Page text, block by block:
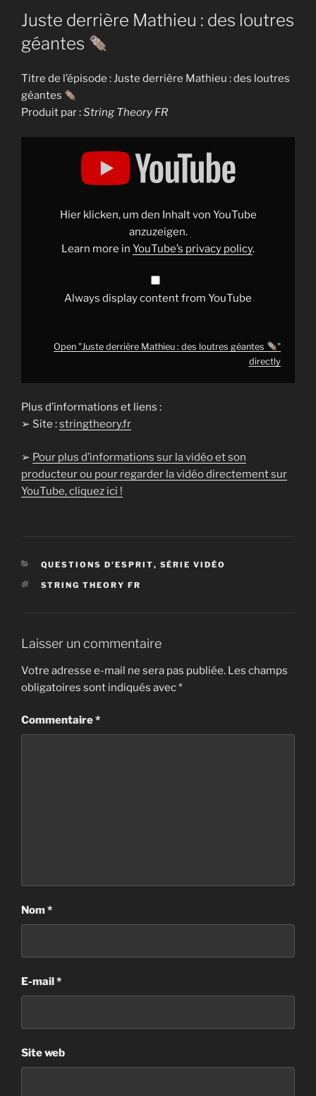
Juste derrière Mathieu : des loutres
géantes
Titre de l’épisode : Juste derrière Mathieu : des loutres
géantes
Produit par :String Theory FR
Display
Hier klicken, um den Inhalt von YouTube
anzuzeigen.
Learn more in YouTube’s privacy policy.
Always display content from YouTube
Open "Juste derrière Mathieu : des loutres géantes
"
directly
Plus d’informations et liens :
➢ Site :stringtheory.fr
➢ Pour plus d’informations sur la vidéo et son
producteur ou pour regarder la vidéo directement sur
YouTube, cliquez ici !
CATÉGORIES
QUESTIONS D'ESPRIT, SÉRIE VIDÉO
ÉTIQUETTES
STRING THEORY FR
Laisser un commentaire
Votre adresse e-mail ne sera pas publiée. Les champs
obligatoires sont indiqués avec*
Commentaire*
Nom*
E-mail*
Site web